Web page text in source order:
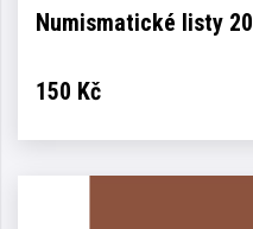
Numismatické listy
150 Kč